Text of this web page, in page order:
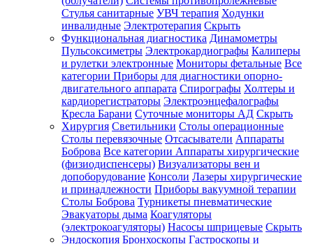
Стулья санитарные УВЧ терапия Ходунки
инвалидные Электротерапия Скрыть
Функциональная диагностика Динамометры
Пульсоксиметры Электрокардиографы Калиперы
и рулетки электронные Мониторы фетальные Все
категории Приборы для диагностики опорно-
двигательного аппарата Спирографы Холтеры и
кардиорегистраторы Электроэнцефалографы
Кресла Барани Суточные мониторы АД Скрыть
Хирургия Светильники Столы операционные
Столы перевязочные Отсасыватели Аппараты
Боброва Все категории Аппараты хирургические
(физиодиспенсеры) Визуализаторы вен и
допоборудование Консоли Лазеры хирургические
и принадлежности Приборы вакуумной терапии
Столы Боброва Турникеты пневматические
Эвакуаторы дыма Коагуляторы
(электрокоагуляторы) Насосы шприцевые Скрыть
Эндоскопия Бронхоскопы Гастроскопы и